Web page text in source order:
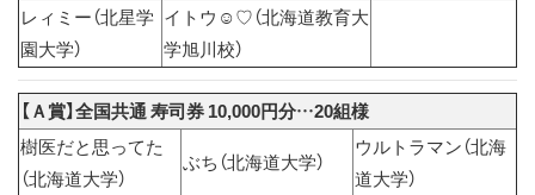
レィミー（北星学
園大学）
イトウ☺♡（北海道教育大
学旭川校）
【Ａ賞】全国共通 寿司券 10,000円分…20組様
樹医だと思ってた
（北海道大学）
ぶち（北海道大学）
ウルトラマン（北海
道大学）